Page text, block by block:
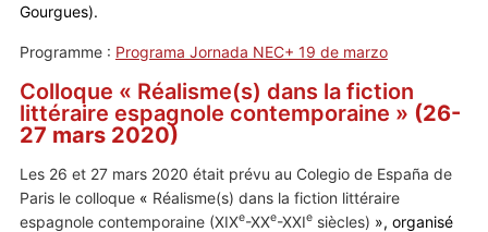
Gourgues).
Programme : Programa Jornada NEC+ 19 de marzo
Colloque « Réalisme(s) dans la fiction
littéraire espagnole contemporaine » (26-
27 mars 2020)
Les 26 et 27 mars 2020 était prévu au Colegio de España de
Paris le colloque « Réalisme(s) dans la fiction littéraire
espagnole contemporaine (XIXe-XXe-XXIesiècles) », organisé